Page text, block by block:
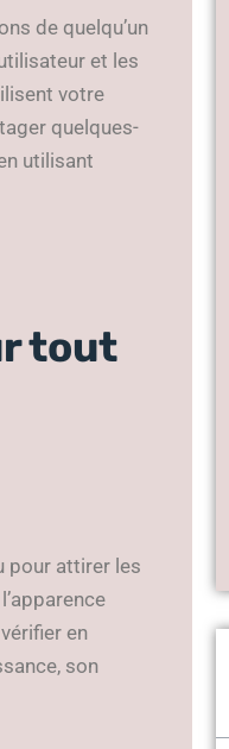
de quelqu’un
et les
votre
quelques-
utilisant
tout
pour attirer les
en
son